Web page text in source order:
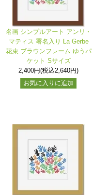
名画 シンプルアート アンリ・
マティス 署名入り La Gerbe
花束 ブラウンフレーム ゆうパ
ケット Sサイズ
2,400円(税込2,640円)
お気に入りに追加